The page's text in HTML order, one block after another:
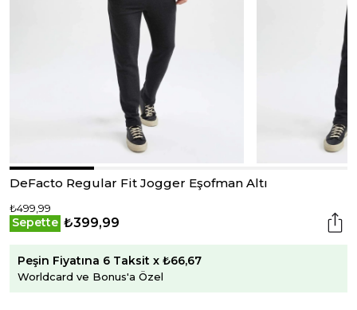
DeFacto Regular Fit Jogger Eşofman Altı
₺499,99
Sepette ₺399,99
Peşin Fiyatına 6 Taksit x ₺66,67
Worldcard ve Bonus'a Özel